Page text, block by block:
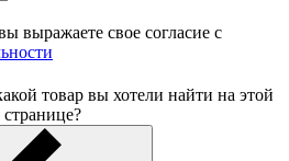
выражаете свое согласие с
товар вы хотели найти на этой
странице?